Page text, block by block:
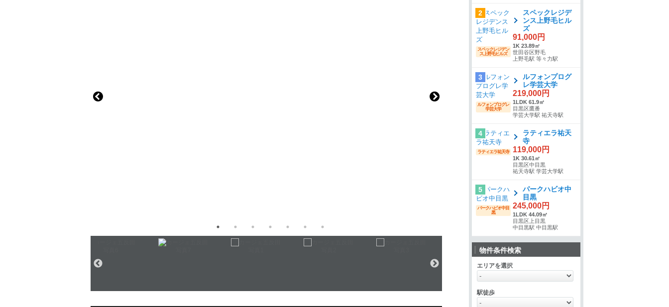
2
スペックレジデン
ス上野毛ヒルズ
スペックレジデ
ンス上野毛ヒル
ズ
91,000円
1K 23.89㎡
世田谷区野毛
上野毛駅 等々力駅
3
ルフォンプログレ
学芸大学
ルフォンプログ
レ学芸大学
219,000円
1LDK 61.9㎡
目黒区鷹番
学芸大学駅 祐天寺駅
4
ラティエラ祐天寺
ラティエラ祐天
寺
119,000円
1K 30.61㎡
目黒区中目黒
祐天寺駅 学芸大学駅
5
パークハビオ中目
黒
パークハビオ中
目黒
245,000円
1LDK 44.09㎡
目黒区上目黒
中目黒駅 中目黒駅
物件条件検索
エリアを選択
駅徒歩